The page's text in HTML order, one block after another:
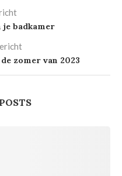
je badkamer
zomer van 2023